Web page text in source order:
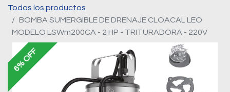
Todos los productos
BOMBA SUMERGIBLE DE DRENAJE CLOACAL LEO
MODELO LSWm200CA - 2 HP - TRITURADORA - 220V
6% OFF